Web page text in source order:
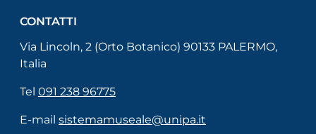
CONTATTI
Via Lincoln, 2 (Orto Botanico) 90133 PALERMO,
Italia
Tel 091 238 96775
E-mail sistemamuseale@unipa.it